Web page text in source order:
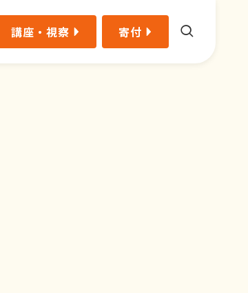
講座・視察 寄付